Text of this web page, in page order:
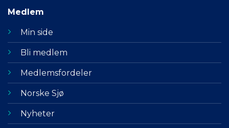
Medlem
Min side
Bli medlem
Medlemsfordeler
Norske Sjø
Nyheter